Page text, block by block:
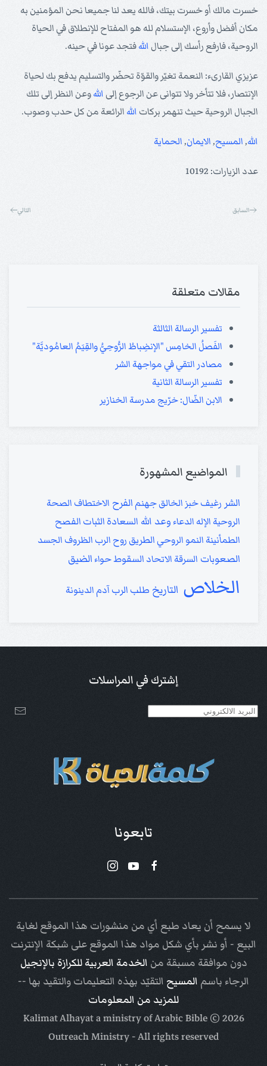
خسرت مالك أو خسرت بيتك، فالله يعد لنا جميعا نحن المؤمنين به
مكان أفضل وأروع، الإستسلام لله هو المفتاح للإنطلاق في الحياة
الروحية، فارفع رأسك إلى جبال اللهفتجد عونا في حينه.
عزيزي القارىء: النعمة تغيّر والقوّة تحضّر والتسليم يدفع بك لحياة
الإنتصار، فلا تتأخر ولا تتوانى عن الرجوع إلى اللهوعن النظر إلى تلك
الجبال الروحية حيث تنهمر بركات الله الرائعة من كل حدب وصوب.
الله,المسيح,الايمان,الحماية
عدد الزيارات: 10192
السابق التالي
مقالات متعلقة
تفسير الرسالة الثالثة
الفَصلُ الخامِس "الإنضِباطُ الرُّوحِيُّ والقِيَمُ العامُوديَّة"
مصادر التقي في مواجهة الشر
تفسير الرسالة الثانية
الابن الضّال: خرّيج مدرسة الخنازير
المواضيع المشهورة
الشر رغيف خبز الخالقجهنم الفرح الاختطاف الصحة
الروحية الإله الدعاء وعد الله السعادة الثبات الفصح
الطمأنينة النمو الروحي الطريق روح الرب الظروف الجسد
الصعوبات السرقة الاتحاد السقوطحواء الضيق
الخلاص التاريخ طلب الربآدم الدينونة
إشترك في المراسلات
تابعونا
لا يسمح أن يعاد طبع أي من منشورات هذا الموقع لغاية
البيع - أو نشر بأي شكل مواد هذا الموقع على شبكة الإنترنت
دون موافقة مسبقة من الخدمة العربية للكرازة بالإنجيل
الرجاء باسم المسيح التقيّد بهذه التعليمات والتقيد بها --
للمزيد من المعلومات
2026
© Kalimat Alhayat a ministry of
Arabic Bible
Outreach Ministry- All rights reserved